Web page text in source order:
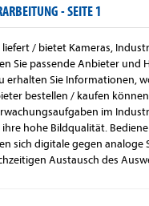
-SEITE 1
liefert / bietet Kameras,
Sie passende Anbieter und
erhalten Sie Informationen,
bestellen / kaufen
im
ihre hohe Bildqualität.
sich digitale gegen
Austausch des